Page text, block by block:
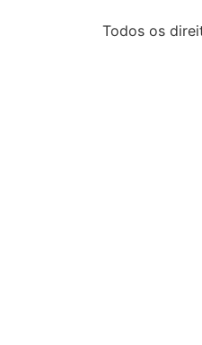
Todos os